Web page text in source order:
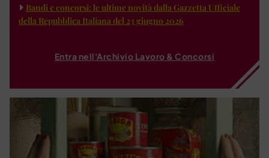
Bandi e concorsi: le ultime novità dalla Gazzetta Ufficiale
della Repubblica Italiana del 23 giugno 2026
Entra nell'Archivio Lavoro & Concorsi